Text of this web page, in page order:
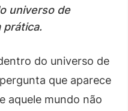
universo de
prática.
do universo de
que aparece
aquele mundo não